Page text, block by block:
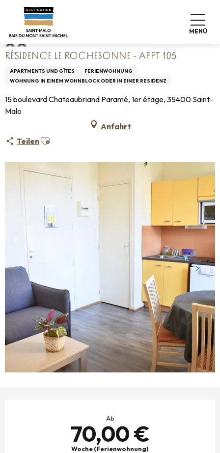
contenu
principal
MENÜ
Startseite
RÉSIDENCE LE ROCHEBONNE - APPT 105
APARTMENTS UND GÎTES
FERIENWOHNUNG
WOHNUNG IN EINEM WOHNBLOCK ODER IN EINER RESIDENZ
15 boulevard Chateaubriand Paramé, 1er étage, 35400 Saint-
Malo
Anfahrt
TeilenAjouter aux favoris
Ab
70,00 €
Woche (Ferienwohnung)